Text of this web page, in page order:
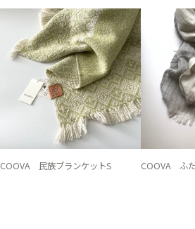
COOVA 民族ブランケットS COOVA ふ